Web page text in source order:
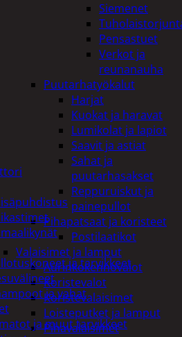
Siemenet
Pensastuet
Verkot ja
reunanauha
Puutarhatyökalut
Harjat
Kuokat ja haravat
Lumikolat ja lapiot
Saavit ja astiat
Sahat ja
puutarhasakset
Reppuruiskut ja
painepullot
Pihapatsaat ja koristeet
Postilaatikot
Valaisimet ja lamput
Aurinkokennovalot
Koristevalot
Koristevalaisimet
Loisteputket ja lamput
Pihavalaisimet
ja tarvikkeet
ja vahat
ja muut tarvikkeet